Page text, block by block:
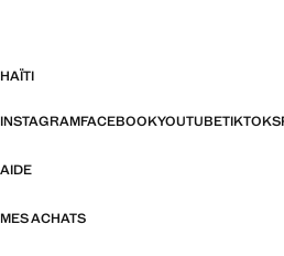
HAÏTI
INSTAGRAMFACEBOOKYOUTUBETIKTOK
AIDE
MES ACHATS